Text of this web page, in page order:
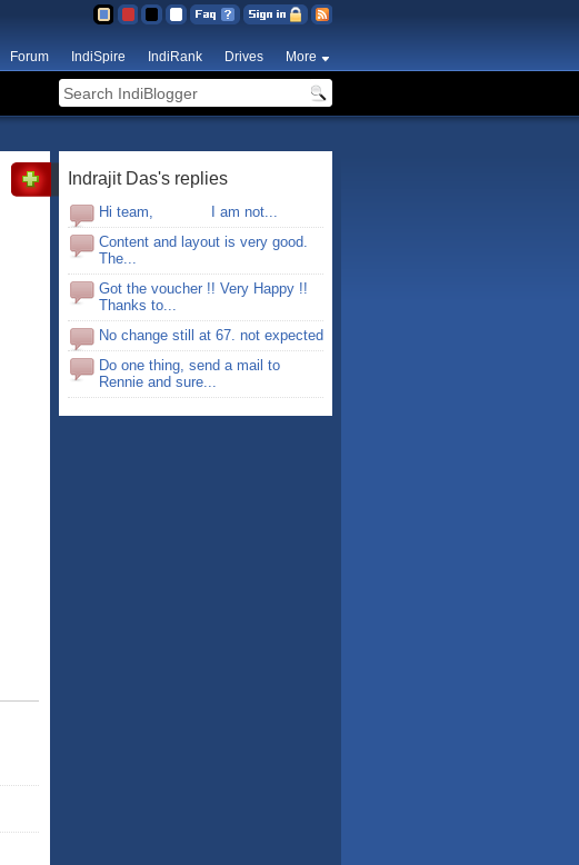
Forum IndiSpire IndiRank Drives More
Indrajit Das's replies
Hi team, I am not...
Content and layout is very good.
The...
Got the voucher !! Very Happy !!
Thanks to...
No change still at 67. not expected
Do one thing, send a mail to
Rennie and sure...